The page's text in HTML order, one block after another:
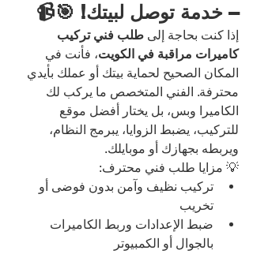
– خدمة توصل لبيتك! 🎯📹
إذا كنت بحاجة إلى طلب فني تركيب
كاميرات مراقبة في الكويت، فأنت في
المكان الصحيح لحماية بيتك أو عملك بأيدي
محترفة. الفني المتخصص ما يركب لك
الكاميرا وبس، بل يختار أفضل موقع
للتركيب، يضبط الزوايا، يبرمج النظام،
ويربطه بجهازك أو موبايلك.
💡 مزايا طلب فني محترف:
تركيب نظيف وآمن بدون فوضى أو
تخريب
ضبط الإعدادات وربط الكاميرات
بالجوال أو الكمبيوتر